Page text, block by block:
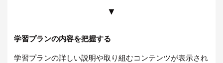
▼
学習プランの内容を把握する
学習プランの詳しい説明や取り組むコンテンツが表示され